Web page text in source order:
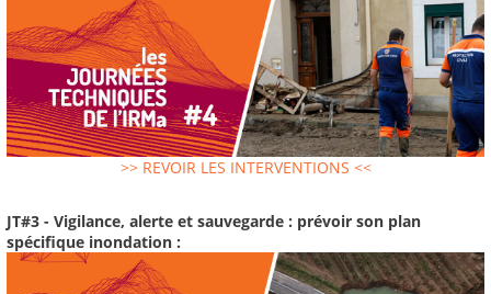
>> REVOIR LES INTERVENTIONS <<
JT#3 - Vigilance, alerte et sauvegarde : prévoir son plan
spécifique inondation :